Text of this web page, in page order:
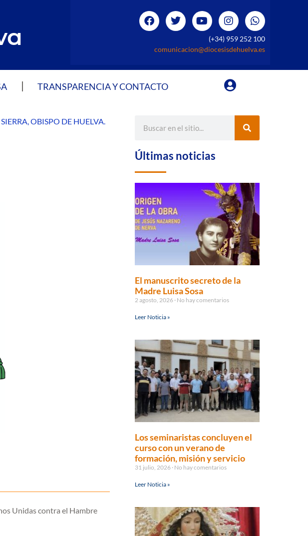
(+34) 959 252 100
comunicacion@diocesisdehuelva.es
TRANSPARENCIA Y CONTACTO
,OBISPO DE HUELVA.
Unidas contra el Hambre
Últimas noticias
El manuscrito secreto de la
Madre Luisa Sosa
2 agosto, 2026 No hay comentarios
Leer Noticia »
Los seminaristas concluyen el
curso con un verano de
formación, misión y servicio
31 julio, 2026 No hay comentarios
Leer Noticia »